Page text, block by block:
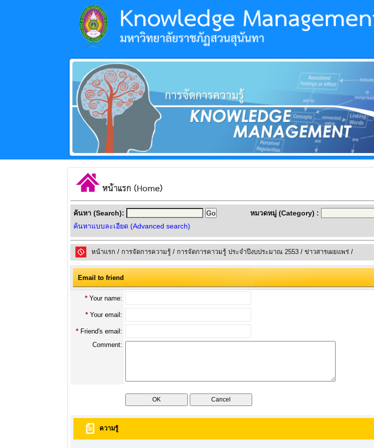
ค้นหา (Search):
ค้นหาแบบละเอียด (Advanced search)
หมวดหมู่ (Category) :
หน้าแรก / การจัดการความรู้/ การจัดการคาวมรู้ ประจำปีงบประมาณ 2553/ ข่าวสารเผยแพร่/
Email to friend
*Your name:
*Your email:
*Friend's email:
Comment:
ความรู้